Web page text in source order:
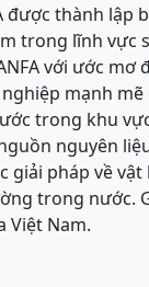
được thành lập
trong lĩnh vực
với ước mơ
mạnh mẽ
trong khu
nguyên
giải pháp về
trong nước.
Việt Nam.